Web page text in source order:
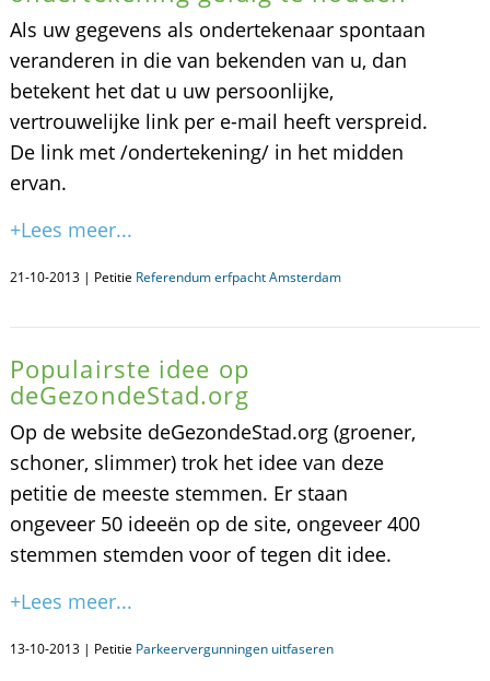
Als uw gegevens als ondertekenaar spontaan
veranderen in die van bekenden van u, dan
betekent het dat u uw persoonlijke,
vertrouwelijke link per e-mail heeft verspreid.
De link met /ondertekening/ in het midden
ervan.
+Lees meer...
21-10-2013 | Petitie Referendum erfpacht Amsterdam
Populairste idee op
deGezondeStad.org
Op de website deGezondeStad.org (groener,
schoner, slimmer) trok het idee van deze
petitie de meeste stemmen. Er staan
ongeveer 50 ideeën op de site, ongeveer 400
stemmen stemden voor of tegen dit idee.
+Lees meer...
13-10-2013 | Petitie Parkeervergunningen uitfaseren